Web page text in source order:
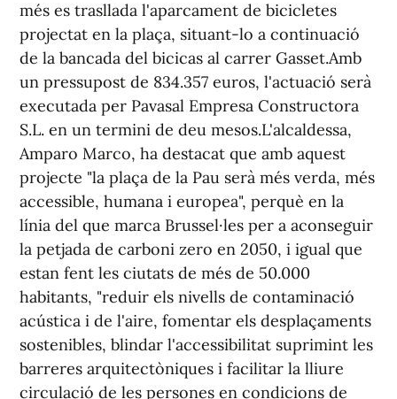
més es trasllada l'aparcament de bicicletes
projectat en la plaça, situant-lo a continuació
de la bancada del bicicas al carrer Gasset.Amb
un pressupost de 834.357 euros, l'actuació serà
executada per Pavasal Empresa Constructora
S.L. en un termini de deu mesos.L'alcaldessa,
Amparo Marco, ha destacat que amb aquest
projecte "la plaça de la Pau serà més verda, més
accessible, humana i europea", perquè en la
línia del que marca Brussel·les per a aconseguir
la petjada de carboni zero en 2050, i igual que
estan fent les ciutats de més de 50.000
habitants, "reduir els nivells de contaminació
acústica i de l'aire, fomentar els desplaçaments
sostenibles, blindar l'accessibilitat suprimint les
barreres arquitectòniques i facilitar la lliure
circulació de les persones en condicions de